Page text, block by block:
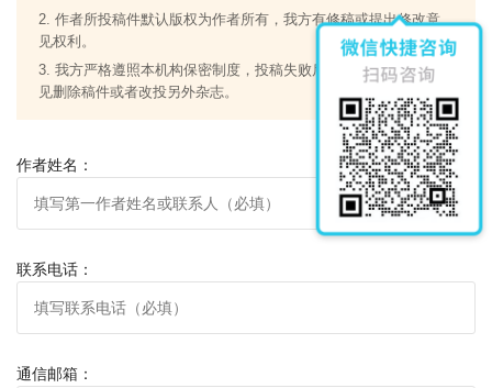
2. 作者所投稿件默认版权为作者所有，我方有修稿或提出修改意
见权利。
3. 我方严格遵照本机构保密制度，投稿失败后，遵从原创作者意
见删除稿件或者改投另外杂志。
作者姓名：
联系电话：
通信邮箱：